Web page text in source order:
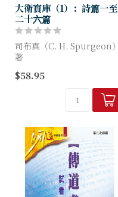
大衛寶庫（1）：詩篇一至
二十六篇
司布真（C. H. Spurgeon）
著
講道王子司布真的集大成之作
原著出版150週年紀念
「詩篇是生命爭戰的全副軍
給。...
$58.95